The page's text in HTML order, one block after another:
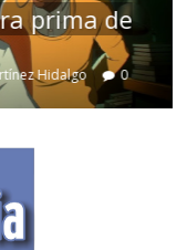
prima de
Hidalgo 0